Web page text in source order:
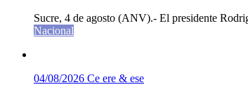
Sucre, 4 de agosto (ANV).- El presidente
Nacional
04/08/2026 Ce ere & ese